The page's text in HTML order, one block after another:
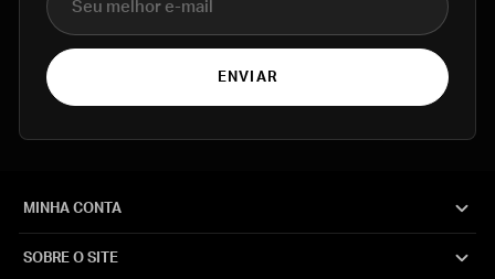
ENVIAR
MINHA CONTA
SOBRE O SITE